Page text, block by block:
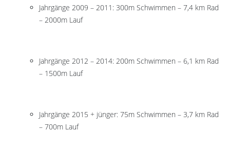
Jahrgänge 2009 – 2011: 300m Schwimmen – 7,4 km Rad
– 2000m Lauf
Jahrgänge 2012 – 2014: 200m Schwimmen – 6,1 km Rad
– 1500m Lauf
Jahrgänge 2015 + jünger: 75m Schwimmen – 3,7 km Rad
– 700m Lauf